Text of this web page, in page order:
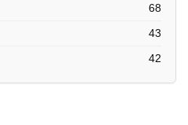
68
43
42